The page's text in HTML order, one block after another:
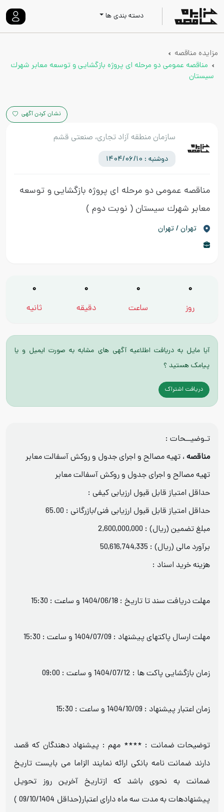
دسته بندی ها
مزایده مناقصه
مناقصه عمومی دو مرحله ای پروژه بازگشایی و توسعه معابر شهرك
سیستان
نشان کردن آگهی
سازمان منطقه آزاد تجاری، صنعتی قشم
دوشنبه : 1404/06/10
مناقصه عمومی دو مرحله ای پروژه بازگشایی و توسعه
معابر شهرك سیستان ( نوبت دوم )
تهران / تهران
0
روز
0
ساعت
0
دقیقه
0
ثانیه
آیا مایل به دریافت اطلاعیه آگهی های مشابه به صورت ایمیل و یا
پیامک هستید ؟
دریافت اشتراک
تـوضیــحات :
مناقصه ، تهیه مصالح و اجرای جدول و روکش آسفالت معابر
تهیه مصالح و اجرای جدول و روکش آسفالت معابر
حداقل امتیاز قابل قبول ارزیابی کیفی :
حداقل امتیاز قابل قبول ارزیابی فنی/بازرگانی : 65.00
مبلغ تضمین (ریال) : 2,600,000,000
برآورد مالی (ریال) : 50,616,744,335
هزینه خرید اسناد :
مهلت دریافت سند تا تاریخ : 1404/06/18 و ساعت : 15:30
مهلت ارسال پاکتهای پیشنهاد : 1404/07/09 و ساعت : 15:30
زمان بازگشایی پاکت ها : 1404/07/12 و ساعت : 09:00
زمان اعتبار پیشنهاد : 1404/10/09 و ساعت : 15:30
توضیحات ضمانت : **** مهم : پیشنهاد دهندگان که قصد
دارند ضمانت نامه بانکی ارائه نمایند الزاما می بایست تاریخ
ضمانت به نحوی باشد که ازتاریخ آخرین روز تحویل
پیشنهادهات به مدت سه ماه دارای اعتبار(حداقل 09/10/1404 )